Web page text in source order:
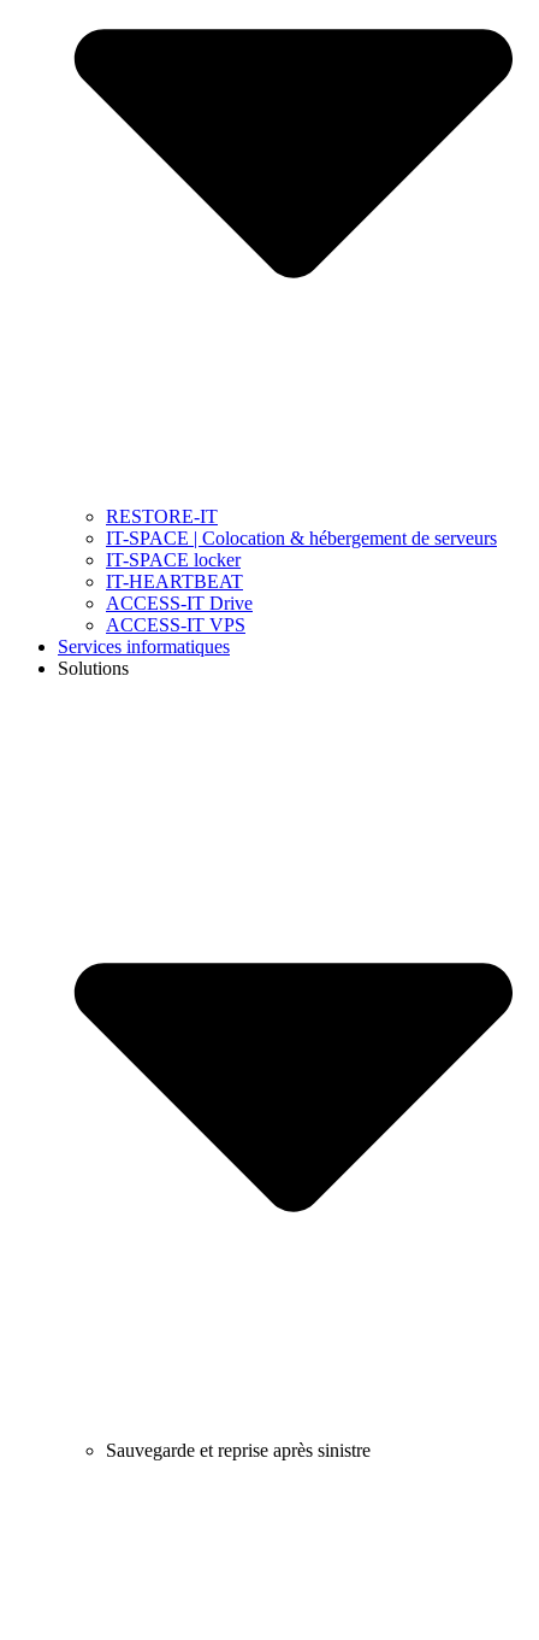
RESTORE-IT
IT-SPACE | Colocation & hébergement de serveurs
IT-SPACE locker
IT-HEARTBEAT
ACCESS-IT Drive
ACCESS-IT VPS
Services informatiques
Solutions
Sauvegarde et reprise après sinistre